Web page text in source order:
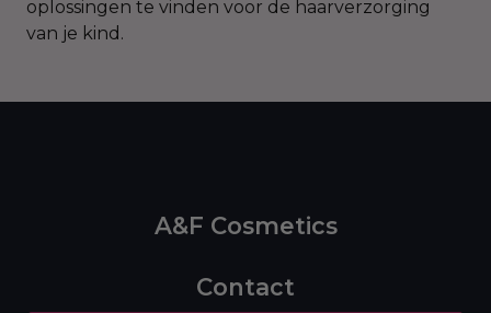
oplossingen te vinden voor de haarverzorging
van je kind.
A&F Cosmetics
Contact